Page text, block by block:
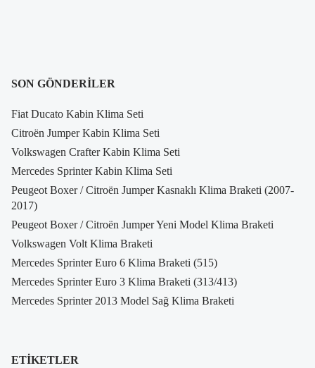
SON GÖNDERILER
Fiat Ducato Kabin Klima Seti
Citroën Jumper Kabin Klima Seti
Volkswagen Crafter Kabin Klima Seti
Mercedes Sprinter Kabin Klima Seti
Peugeot Boxer / Citroën Jumper Kasnaklı Klima Braketi (2007-
2017)
Peugeot Boxer / Citroën Jumper Yeni Model Klima Braketi
Volkswagen Volt Klima Braketi
Mercedes Sprinter Euro 6 Klima Braketi (515)
Mercedes Sprinter Euro 3 Klima Braketi (313/413)
Mercedes Sprinter 2013 Model Sağ Klima Braketi
ETIKETLER